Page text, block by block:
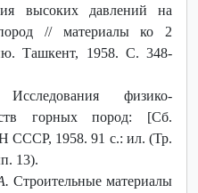
высоких давлений на
// материалы ко 2
Ташкент, 1958. С. 348-
физико-
горных пород: [Сб.
СССР, 1958. 91 с.: ил. (Тр.
13).
Строительные материалы